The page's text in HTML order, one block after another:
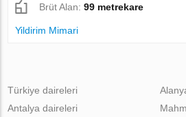
Brüt Alan:99 metrekare
Yildirim Mimari
Türkiye daireleri
Antalya daireleri